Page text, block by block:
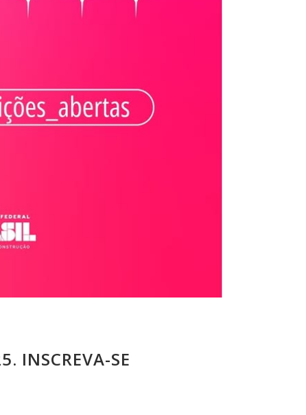
INSCREVA-SE